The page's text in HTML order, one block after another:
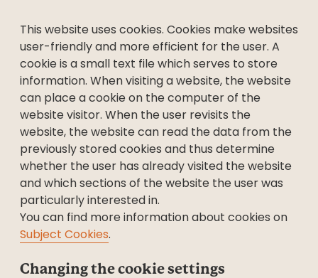
This website uses cookies. Cookies make websites
user-friendly and more efficient for the user. A
cookie is a small text file which serves to store
information. When visiting a website, the website
can place a cookie on the computer of the
website visitor. When the user revisits the
website, the website can read the data from the
previously stored cookies and thus determine
whether the user has already visited the website
and which sections of the website the user was
particularly interested in.
You can find more information about cookies on
Subject Cookies.
Changing the cookie settings